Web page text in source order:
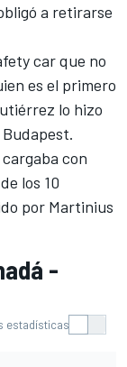
a retirarse
car que no
es el primero
lo hizo
Budapest.
con
los 10
por Martinius
-
estadísticas